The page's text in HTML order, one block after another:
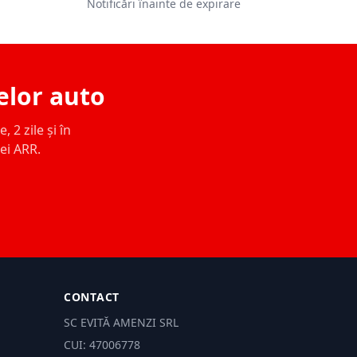
Notificări înainte de expirare
auto
2 zile și în
ARR.
CONTACT
SC EVITĂ AMENZI SRL
CUI: 47006778